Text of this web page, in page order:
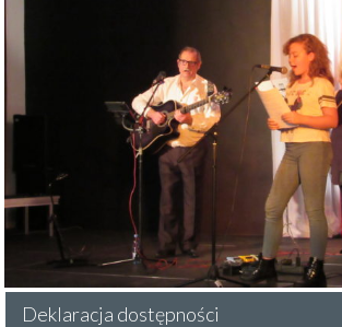
Deklaracja dostępności